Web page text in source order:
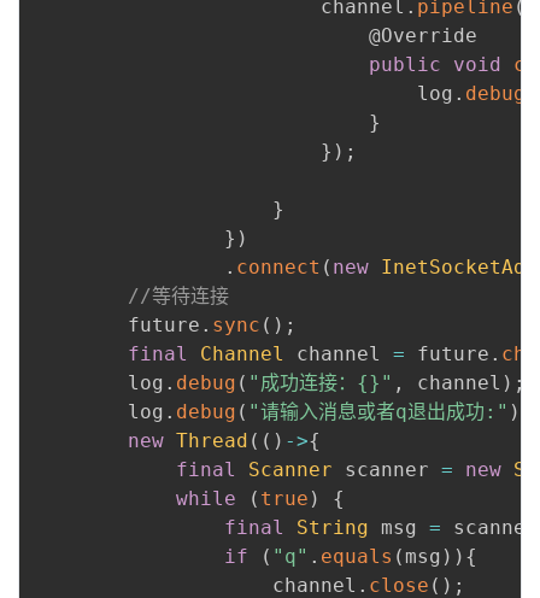
                        channel
. pipeline (
@Override
public
void
                                log
. debug
}
} ) ;
}
} )
. connect ( new
//等待连接
        future
. sync ( ) ;
final
Channel channel = future .
        log
. debug ( "成功连接：{}" , channel ) ;
        log
. debug ( "请输入消息或者q退出成功:" )
new Thread ( ( ) ->{
final
Scanner scanner = new
while
( true )
{
final
String msg = scanner
if
( "q" . equals ( msg ) ) {
                    channel
. close ( ) ;